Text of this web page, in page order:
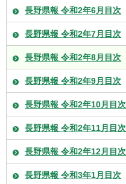
長野県報 令和2年6月目次
長野県報 令和2年7月目次
長野県報 令和2年8月目次
長野県報 令和2年9月目次
長野県報 令和2年10月目次
長野県報 令和2年11月目次
長野県報 令和2年12月目次
長野県報 令和3年1月目次